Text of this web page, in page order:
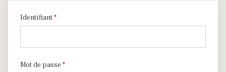
Identifiant*
Mot de passe *